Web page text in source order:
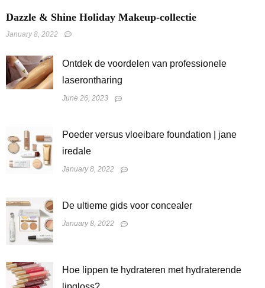
Dazzle & Shine Holiday Makeup-collectie
January 8, 2022
Ontdek de voordelen van professionele
laserontharing
June 26, 2023
Poeder versus vloeibare foundation | jane
iredale
January 8, 2022
De ultieme gids voor concealer
January 8, 2022
Hoe lippen te hydrateren met hydraterende